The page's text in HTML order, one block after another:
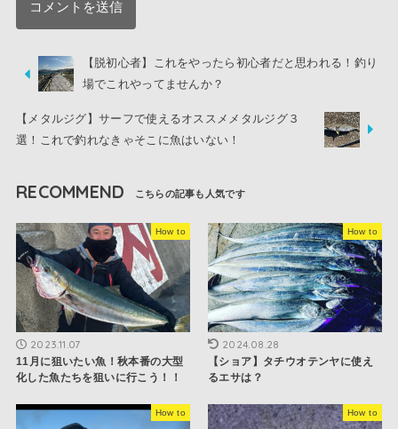
【脱初心者】これをやったら初心者だと思われる！釣り
場でこれやってませんか？
【メタルジグ】サーフで使えるオススメメタルジグ３
選！これで釣れなきゃそこに魚はいない！
RECOMMEND
How to
2023.11.07
11月に狙いたい魚！秋本番の大型
化した魚たちを狙いに行こう！！
How to
2024.08.28
【ショア】タチウオテンヤに使え
るエサは？
How to How to